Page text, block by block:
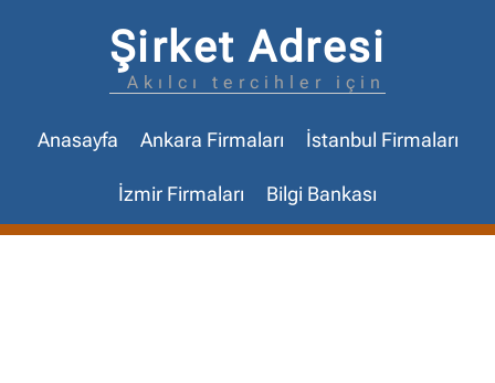
Şirket Adresi
Akılcı tercihler için
Anasayfa Ankara Firmaları İstanbul Firmaları
İzmir Firmaları Bilgi Bankası